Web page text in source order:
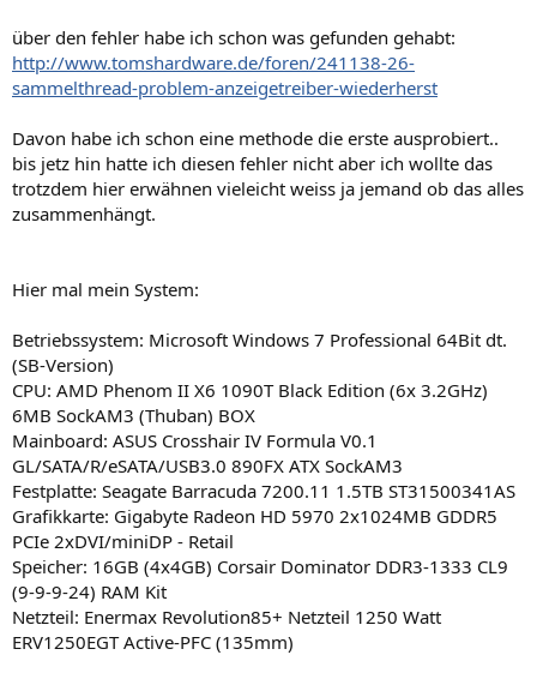
über den fehler habe ich schon was gefunden gehabt:
http://www.tomshardware.de/foren/241138-26-
sammelthread-problem-anzeigetreiber-wiederherst
Davon habe ich schon eine methode die erste ausprobiert..
bis jetz hin hatte ich diesen fehler nicht aber ich wollte das
trotzdem hier erwähnen vieleicht weiss ja jemand ob das alles
zusammenhängt.
Hier mal mein System:
Betriebssystem: Microsoft Windows 7 Professional 64Bit dt.
(SB-Version)
CPU: AMD Phenom II X6 1090T Black Edition (6x 3.2GHz)
6MB SockAM3 (Thuban) BOX
Mainboard: ASUS Crosshair IV Formula V0.1
GL/SATA/R/eSATA/USB3.0 890FX ATX SockAM3
Festplatte: Seagate Barracuda 7200.11 1.5TB ST31500341AS
Grafikkarte: Gigabyte Radeon HD 5970 2x1024MB GDDR5
PCIe 2xDVI/miniDP - Retail
Speicher: 16GB (4x4GB) Corsair Dominator DDR3-1333 CL9
(9-9-9-24) RAM Kit
Netzteil: Enermax Revolution85+ Netzteil 1250 Watt
ERV1250EGT Active-PFC (135mm)